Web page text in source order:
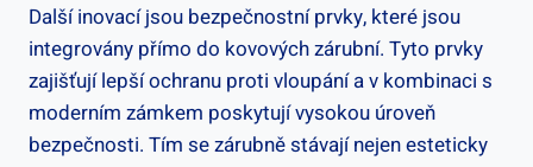
Další inovací jsou bezpečnostní prvky, které jsou
integrovány přímo do kovových zárubní. Tyto prvky
zajišťují lepší ochranu proti vloupání a v kombinaci s
moderním zámkem poskytují vysokou úroveň
bezpečnosti. Tím se zárubně stávají nejen esteticky